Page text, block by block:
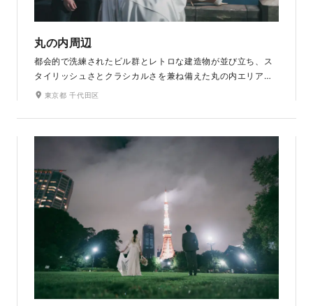
丸の内周辺
都会的で洗練されたビル群とレトロな建造物が並び立ち、ス
タイリッシュさとクラシカルさを兼ね備えた丸の内エリア。
明治安田生命ビルや三菱一号館美術館など、ドレス姿が一層
ション。まるで映画のワンシーンを捉えたようなロマンチッ
クな仕上がりの写真を残せます。
東京都 千代田区